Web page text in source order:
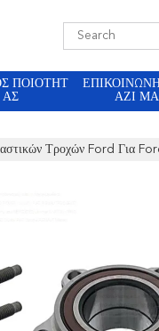
ΠΟΙΌΤΗΤ
ΑΣ
ΑΖΊ
Τροχών Ford Για